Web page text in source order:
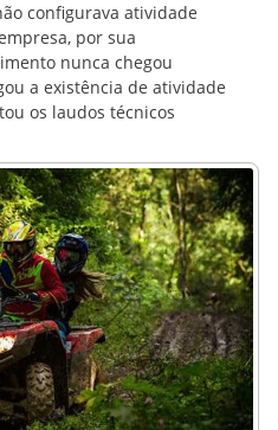
configurava atividade
por sua
nunca chegou
a existência de atividade
os laudos técnicos